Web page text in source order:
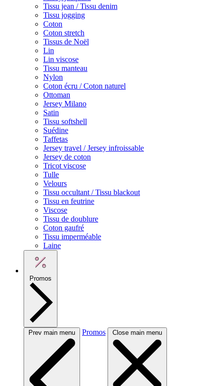
Tissu jean / Tissu denim
Tissu jogging
Coton
Coton stretch
Tissus de Noël
Lin
Lin viscose
Tissu manteau
Nylon
Coton écru / Coton naturel
Ottoman
Jersey Milano
Satin
Tissu softshell
Suédine
Taffetas
Jersey travel / Jersey infroissable
Jersey de coton
Tricot viscose
Tulle
Velours
Tissu occultant / Tissu blackout
Tissu en feutrine
Viscose
Tissu de doublure
Coton gaufré
Tissu imperméable
Laine
Promos
Prev main menu Promos Close main menu